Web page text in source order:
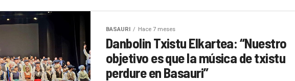
BASAURI Hace 7 meses
Danbolin Txistu Elkartea: “Nuestro
objetivo es que la música de txistu
perdure en Basauri”